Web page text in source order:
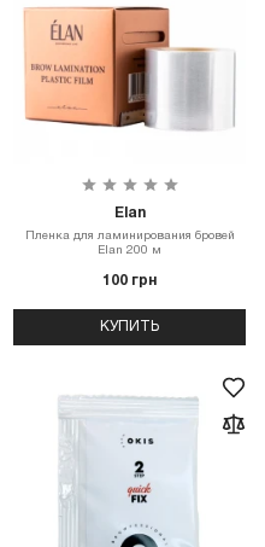
Elan
Пленка для ламинирования бровей
Elan 200 м
100 грн
КУПИТЬ